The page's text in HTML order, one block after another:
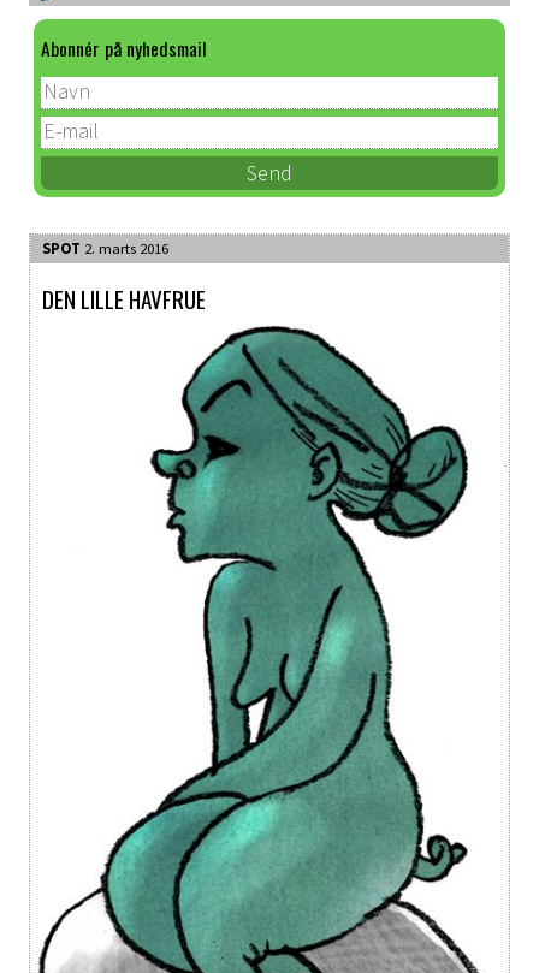
Abonnér på nyhedsmail
SPOT 2. marts 2016
DEN LILLE HAVFRUE